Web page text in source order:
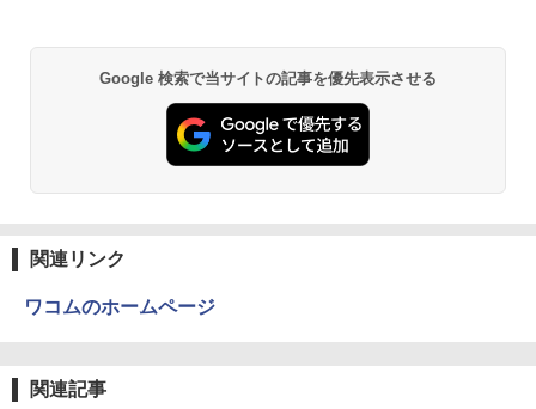
Google 検索で当サイトの記事を優先表示させる
関連リンク
ワコムのホームページ
関連記事